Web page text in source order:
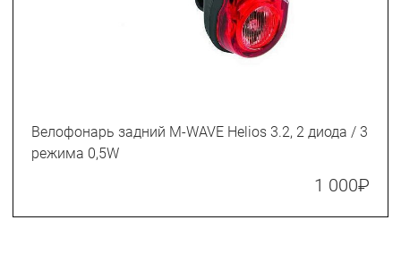
Велофонарь задний M-WAVE Helios 3.2, 2 диода / 3
режима 0,5W
1 000₽